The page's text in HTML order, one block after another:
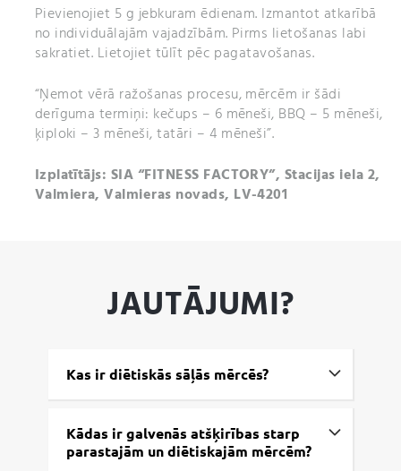
Pievienojiet 5 g jebkuram ēdienam. Izmantot atkarībā
no individuālajām vajadzībām. Pirms lietošanas labi
sakratiet. Lietojiet tūlīt pēc pagatavošanas.
“Ņemot vērā ražošanas procesu, mērcēm ir šādi
derīguma termiņi: kečups – 6 mēneši, BBQ – 5 mēneši,
ķiploki – 3 mēneši, tatāri – 4 mēneši”.
Izplatītājs: SIA “FITNESS FACTORY”, Stacijas iela 2,
Valmiera, Valmieras novads, LV-4201
JAUTĀJUMI?
Kas ir diētiskās sāļās mērcēs?
Kādas ir galvenās atšķirības starp
parastajām un diētiskajām mērcēm?